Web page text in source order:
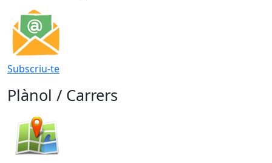
Subscriu-te
Plànol / Carrers